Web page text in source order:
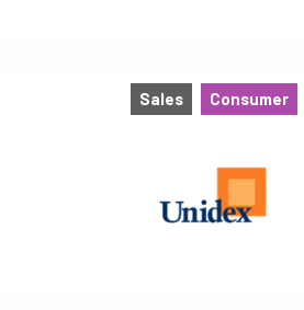
Sales Consumer